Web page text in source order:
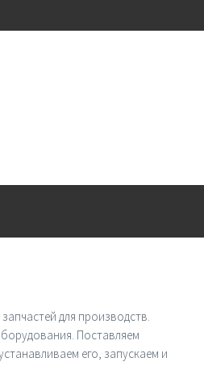
для производств.
Поставляем
его, запускаем и